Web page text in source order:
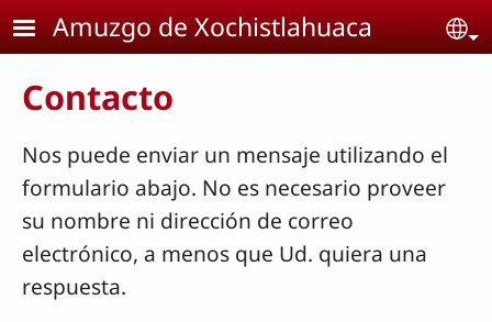
Pasar al contenido principal
Amuzgo de Xochistlahuaca
Contacto
Nos puede enviar un mensaje utilizando el
formulario abajo. No es necesario proveer
su nombre ni dirección de correo
electrónico, a menos que Ud. quiera una
respuesta.